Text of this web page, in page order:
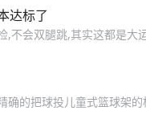
达标了
会双腿跳,其实这都是大
确的把球投儿童式篮球架